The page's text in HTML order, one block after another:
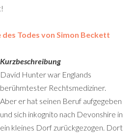
des Todes von Simon Beckett
Kurzbeschreibung
David Hunter war Englands
berühmtester Rechtsmediziner.
Aber er hat seinen Beruf aufgegeben
und sich inkognito nach Devonshire in
ein kleines Dorf zurückgezogen. Dort